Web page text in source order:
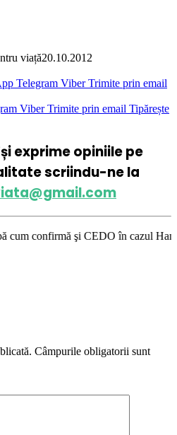
viață20.10.2012
Telegram Viber Trimite prin email
Viber Trimite prin email Tipărește
exprime opiniile pe
scriindu-ne la
CEDO în cazul Handyside vs.
Câmpurile obligatorii sunt